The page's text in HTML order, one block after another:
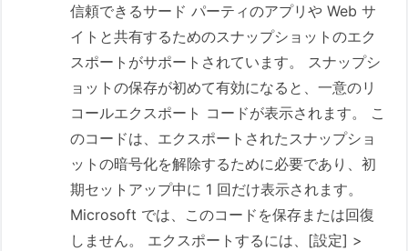
信頼できるサード パーティのアプリや Web サ
イトと共有するためのスナップショットのエク
スポートがサポートされています。 スナップシ
ョットの保存が初めて有効になると、一意のリ
コールエクスポート コードが表示されます。 こ
のコードは、エクスポートされたスナップショ
ットの暗号化を解除するために必要であり、初
期セットアップ中に 1 回だけ表示されます。
Microsoft では、このコードを保存または回復
しません。 エクスポートするには、[設定] >